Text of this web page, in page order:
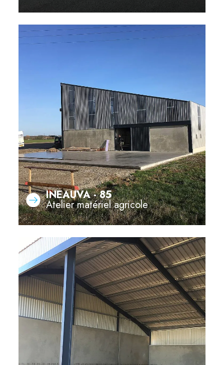
INEAUVA - 85
Atelier matériel agricole